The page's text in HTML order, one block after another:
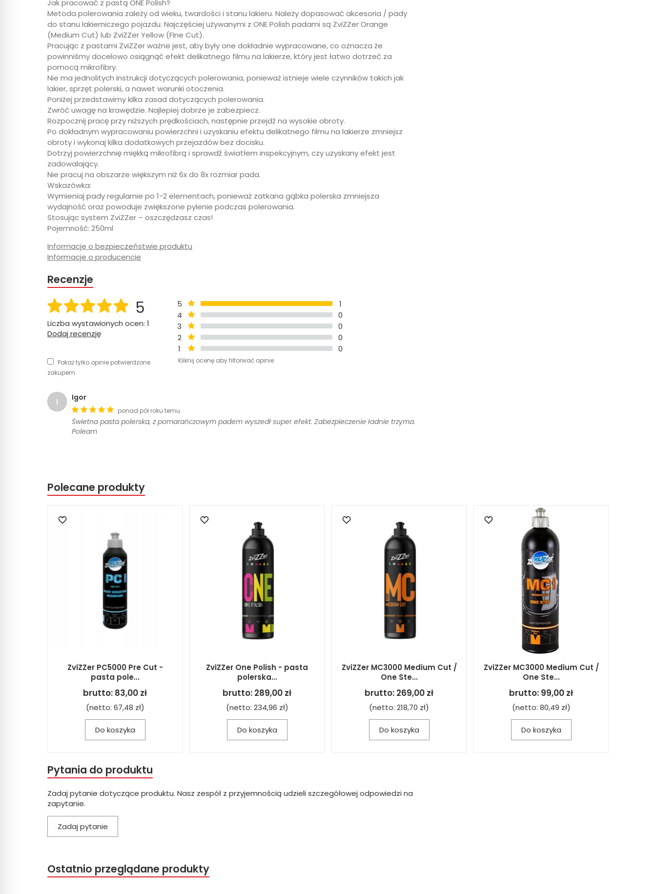
Jak pracować z pastą ONE Polish?
Metoda polerowania zależy od wieku, twardości i stanu lakieru. Należy dopasować akcesoria / pady
do stanu lakierniczego pojazdu. Najczęściej używanymi z ONE Polish padami są ZviZZer Orange
(Medium Cut) lub ZviZZer Yellow (Fine Cut).
Pracując z pastami ZviZZer ważne jest, aby były one dokładnie wypracowane, co oznacza że
powinniśmy docelowo osiągnąć efekt delikatnego filmu na lakierze, który jest łatwo dotrzeć za
pomocą mikrofibry.
Nie ma jednolitych instrukcji dotyczących polerowania, ponieważ istnieje wiele czynników takich jak
lakier, sprzęt polerski, a nawet warunki otoczenia.
Poniżej przedstawimy kilka zasad dotyczących polerowania.
Zwróć uwagę na krawędzie. Najlepiej dobrze je zabezpiecz.
Rozpocznij pracę przy niższych prędkościach, następnie przejdź na wysokie obroty.
Po dokładnym wypracowaniu powierzchni i uzyskaniu efektu delikatnego filmu na lakierze zmniejsz
obroty i wykonaj kilka dodatkowych przejazdów bez docisku.
Dotrzyj powierzchnię miękką mikrofibrą i sprawdź światłem inspekcyjnym, czy uzyskany efekt jest
zadowalający.
Nie pracuj na obszarze większym niż 6x do 8x rozmiar pada.
Wskazówka:
Wymieniaj pady regularnie po 1-2 elementach, ponieważ zatkana gąbka polerska zmniejsza
wydajność oraz powoduje zwiększone pylenie podczas polerowania.
Stosując system ZviZZer – oszczędzasz czas!
Pojemność: 250ml
Informacje o bezpieczeństwie produktu
Informacje o producencie
Recenzje
5
Liczba wystawionych ocen: 1
Dodaj recenzję
Pokaż tylko opinie potwierdzone
zakupem
5
1
4
0
3
0
2
0
1
0
Kliknij ocenę aby filtorwać opinie
I Igor
ponad pół roku temu
Świetna pasta polerska, z pomarańczowym padem wyszedł super efekt. Zabezpieczenie ładnie trzyma.
Poleam
Polecane produkty
ZviZZer PC5000 Pre Cut -
pasta pole...
brutto: 83,00 zł
(netto: 67,48 zł)
Do koszyka
ZviZZer One Polish - pasta
polerska...
brutto: 289,00 zł
(netto: 234,96 zł)
Do koszyka
ZviZZer MC3000 Medium Cut /
One Ste...
brutto: 269,00 zł
(netto: 218,70 zł)
Do koszyka
ZviZZer MC3000 Medium Cut /
One Ste...
brutto: 99,00 zł
(netto: 80,49 zł)
Do koszyka
Pytania do produktu
Zadaj pytanie dotyczące produktu. Nasz zespół z przyjemnością udzieli szczegółowej odpowiedzi na
zapytanie.
Zadaj pytanie
Ostatnio przeglądane produkty